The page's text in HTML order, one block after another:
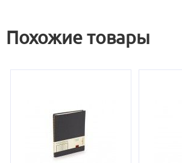
Похожие товары